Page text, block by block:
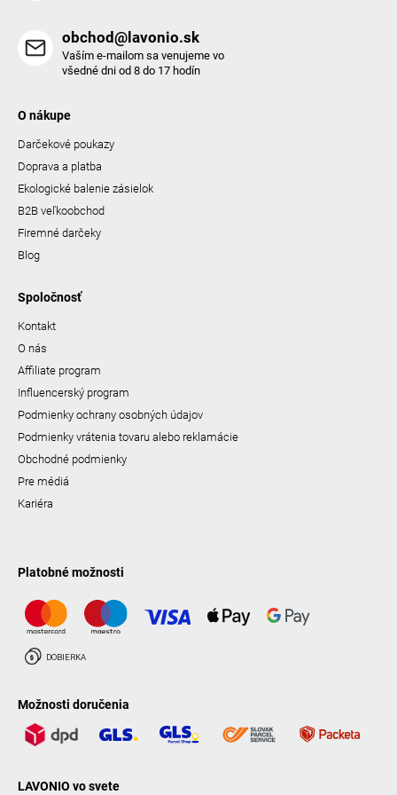
obchod@lavonio.sk
Vaším e-mailom sa venujeme vo
všedné dni od 8 do 17 hodín
O nákupe
Darčekové poukazy
Doprava a platba
Ekologické balenie zásielok
B2B veľkoobchod
Firemné darčeky
Blog
Spoločnosť
Kontakt
O nás
Affiliate program
Influencerský program
Podmienky ochrany osobných údajov
Podmienky vrátenia tovaru alebo reklamácie
Obchodné podmienky
Pre médiá
Kariéra
Platobné možnosti
Možnosti doručenia
LAVONIO vo svete